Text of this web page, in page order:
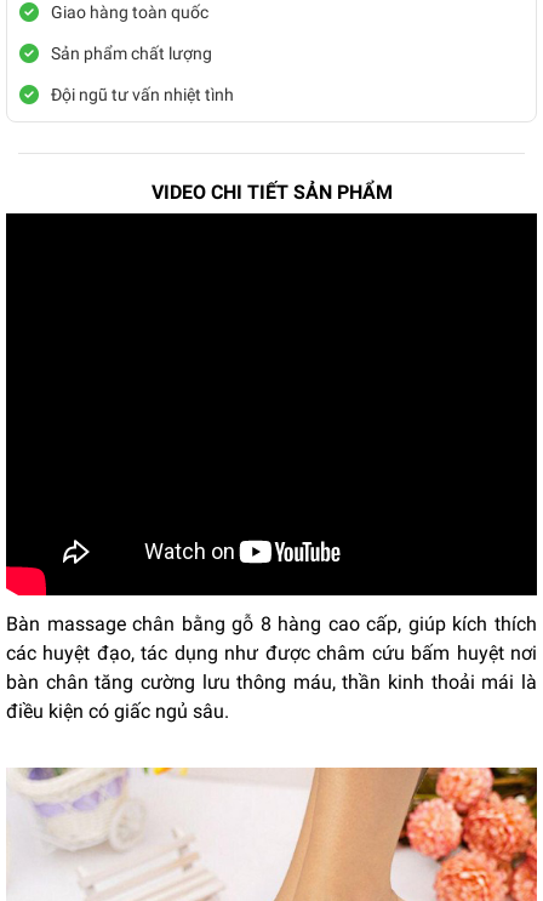
Giao hàng toàn quốc
Sản phẩm chất lượng
Đội ngũ tư vấn nhiệt tình
VIDEO CHI TIẾT SẢN PHẨM
Bàn massage chân bằng gỗ 8 hàng cao cấp, giúp kích thích
các huyệt đạo, tác dụng như được châm cứu bấm huyệt nơi
bàn chân tăng cường lưu thông máu, thần kinh thoải mái là
điều kiện có giấc ngủ sâu.